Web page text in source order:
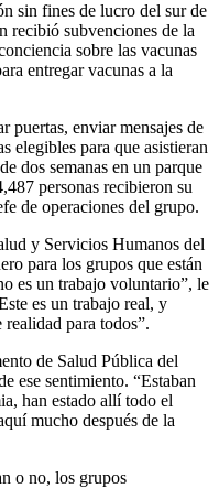
sin fines de lucro del sur de
recibió subvenciones de la
sobre las vacunas
entregar vacunas a la
puertas, enviar mensajes de
elegibles para que asistieran
dos semanas en un parque
personas recibieron su
de operaciones del grupo.
y Servicios Humanos del
para los grupos que están
es un trabajo voluntario”, le
es un trabajo real, y
para todos”.
de Salud Pública del
ese sentimiento. “Estaban
han estado allí todo el
mucho después de la
o no, los grupos